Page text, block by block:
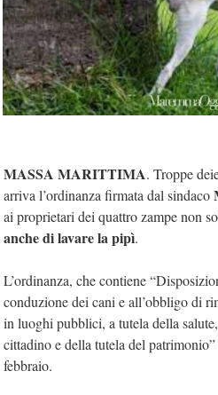
MASSA MARITTIMA. Troppe
arriva l’ordinanza firmata dal sindaco
ai proprietari dei quattro zampe non
anche di lavare la pipì.
L’ordinanza, che contiene
conduzione dei cani e all’obbligo di
in luoghi pubblici, a tutela della
cittadino e della tutela del
febbraio.